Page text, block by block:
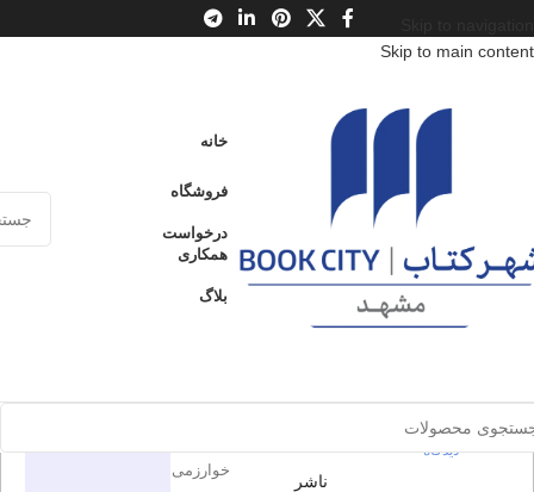
Skip to main content
خانه
فروشگاه
درخواست
همکاری
بلاگ
محصولات / کتاب بزرگسال
فروخته شده
0 بدون
دیدگاه
جنگ جهانی
ناشر
خوارزمی